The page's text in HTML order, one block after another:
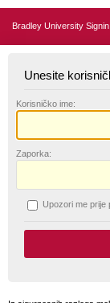
Bradley University
Unesite
Korisničko ime:
Zaporka:
Upozori me prije